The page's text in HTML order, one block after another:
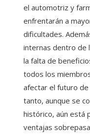
el automotriz y
enfrentarán a
dificultades.
internas dentro de
la falta de
todos los
afectar el futuro
tanto, aunque se
histórico, aún está
ventajas